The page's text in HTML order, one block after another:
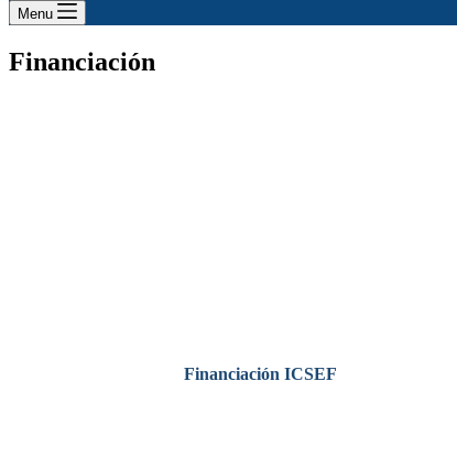
Menu
Financiación
Financiación ICSEF